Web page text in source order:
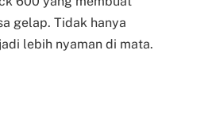
gelap. Tidak hanya
lebih nyaman di mata.